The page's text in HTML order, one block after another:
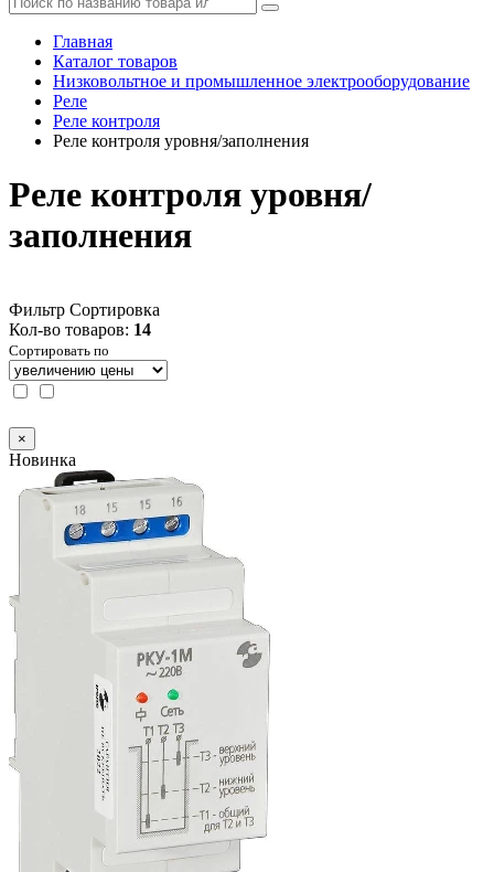
Главная
Каталог товаров
Низковольтное и промышленное электрооборудование
Реле
Реле контроля
Реле контроля уровня/заполнения
Реле контроля уровня/
заполнения
Фильтр Сортировка
Кол-во товаров: 14
Сортировать по
×
Новинка